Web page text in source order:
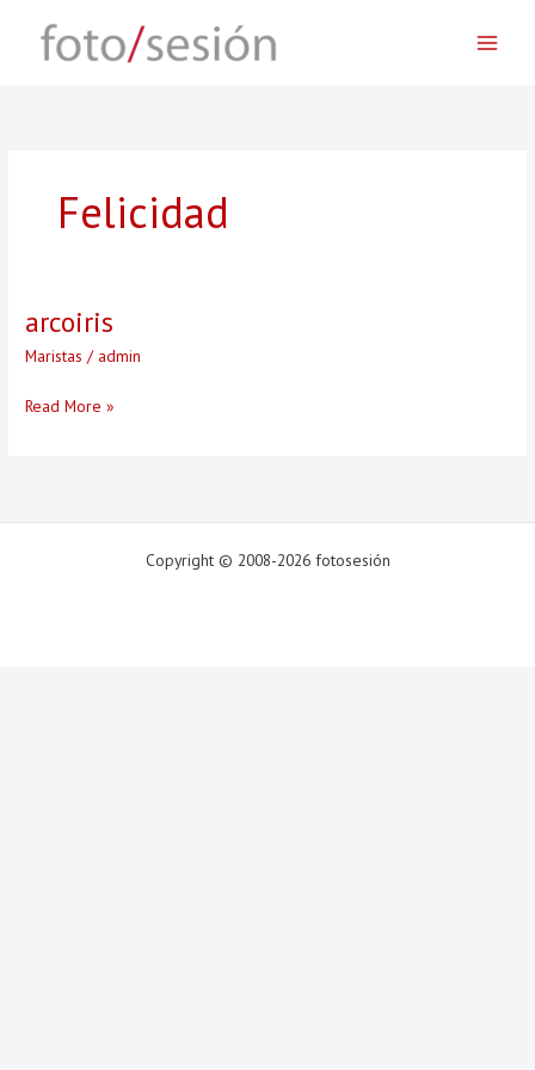
content
Felicidad
arcoiris
Maristas / admin
arcoiris
Read More »
Copyright © 2008-2026 fotosesión